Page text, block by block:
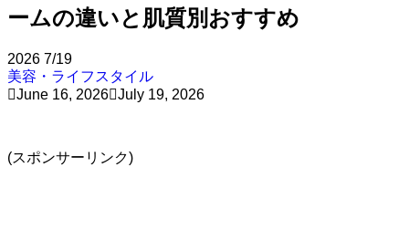
ームの違いと肌質別おすすめ
2026 7/19
美容・ライフスタイル
June 16, 2026 July 19, 2026
(スポンサーリンク)